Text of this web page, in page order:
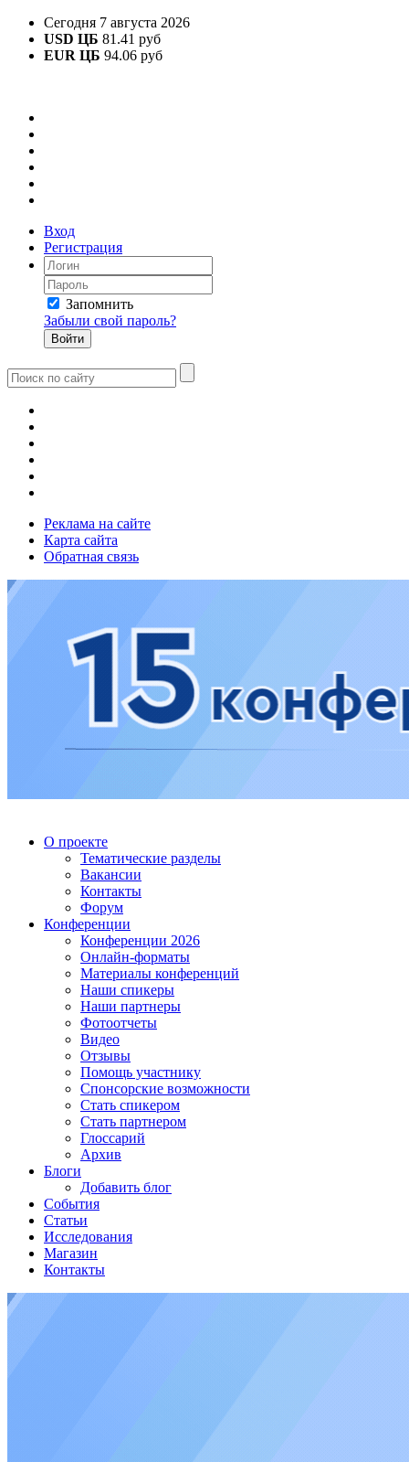
Сегодня 7 августа 2026
USD ЦБ 81.41 руб
EUR ЦБ 94.06 руб
Вход
Регистрация
Запомнить
Забыли свой пароль?
Реклама на сайте
Карта сайта
Обратная связь
О проекте
Тематические разделы
Вакансии
Контакты
Форум
Конференции
Конференции 2026
Онлайн-форматы
Материалы конференций
Наши спикеры
Наши партнеры
Фотоотчеты
Видео
Отзывы
Помощь участнику
Спонсорские возможности
Стать спикером
Стать партнером
Глоссарий
Архив
Блоги
Добавить блог
События
Статьи
Исследования
Магазин
Контакты